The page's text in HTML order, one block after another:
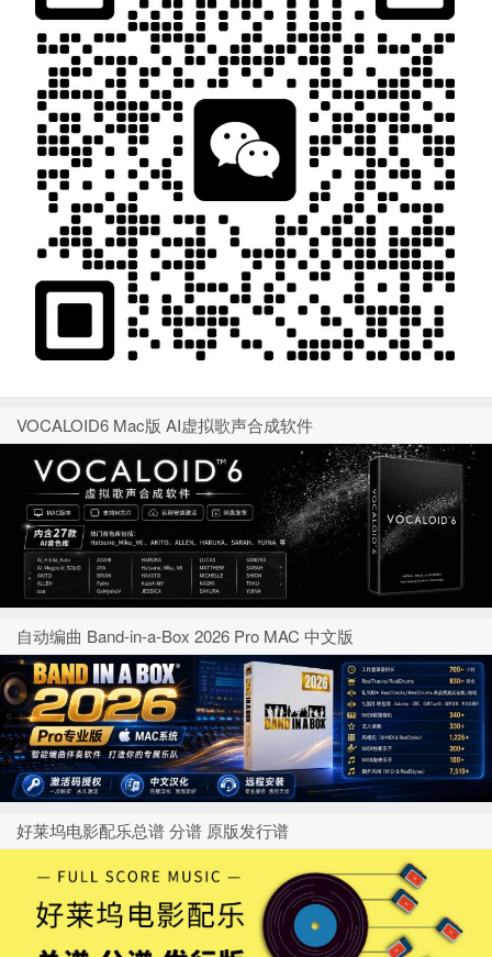
VOCALOID6 Mac版 AI虚拟歌声合成软件
自动编曲 Band-in-a-Box 2026 Pro MAC 中文版
好莱坞电影配乐总谱 分谱 原版发行谱